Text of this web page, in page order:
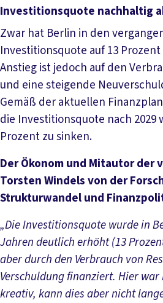
Investitionsquote nachhaltig
Zwar hat Berlin in den
Investitionsquote auf 13
Anstieg ist jedoch auf den
und eine steigende
Gemäß der aktuellen
die Investitionsquote nach 2029
Prozent zu sinken.
Der Ökonom und Mitautor der
Torsten Windels von der
Strukturwandel und
„Die Investitionsquote wurde in
Jahren deutlich erhöht (13
aber durch den Verbrauch von
Verschuldung finanziert. Hier
kreativ, kann dies aber nicht